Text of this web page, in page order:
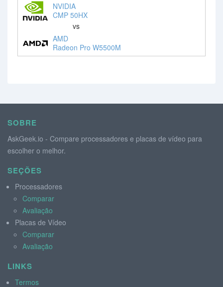
NVIDIA
CMP 50HX
vs
AMD
Radeon Pro W5500M
SOBRE
AskGeek.io - Compare processadores e placas de vídeo para
escolher o melhor.
SEÇÕES
Processadores
Comparar
Avaliação
Placas de Vídeo
Comparar
Avaliação
LINKS
Termos